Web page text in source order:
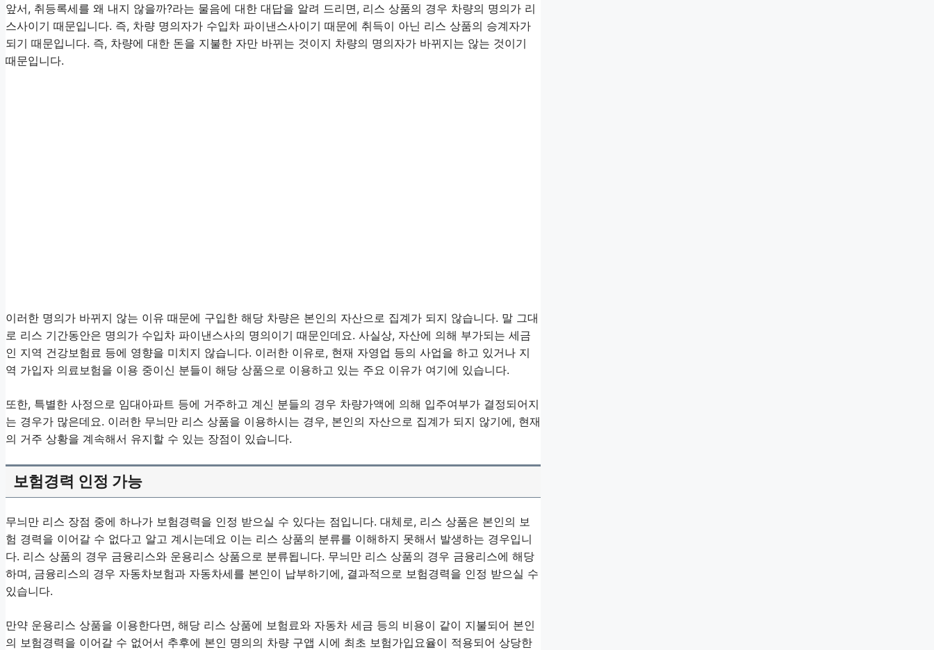
앞서, 취등록세를 왜 내지 않을까?라는 물음에 대한 대답을 알려 드리면, 리스 상품의 경우 차량의 명의가 리
스사이기 때문입니다. 즉, 차량 명의자가 수입차 파이낸스사이기 때문에 취득이 아닌 리스 상품의 승계자가
되기 때문입니다. 즉, 차량에 대한 돈을 지불한 자만 바뀌는 것이지 차량의 명의자가 바뀌지는 않는 것이기
때문입니다.
이러한 명의가 바뀌지 않는 이유 때문에 구입한 해당 차량은 본인의 자산으로 집계가 되지 않습니다. 말 그대
로 리스 기간동안은 명의가 수입차 파이낸스사의 명의이기 때문인데요. 사실상, 자산에 의해 부가되는 세금
인 지역 건강보험료 등에 영향을 미치지 않습니다. 이러한 이유로, 현재 자영업 등의 사업을 하고 있거나 지
역 가입자 의료보험을 이용 중이신 분들이 해당 상품으로 이용하고 있는 주요 이유가 여기에 있습니다.
또한, 특별한 사정으로 임대아파트 등에 거주하고 계신 분들의 경우 차량가액에 의해 입주여부가 결정되어지
는 경우가 많은데요. 이러한 무늬만 리스 상품을 이용하시는 경우, 본인의 자산으로 집계가 되지 않기에, 현재
의 거주 상황을 계속해서 유지할 수 있는 장점이 있습니다.
보험경력 인정 가능
무늬만 리스 장점 중에 하나가 보험경력을 인정 받으실 수 있다는 점입니다. 대체로, 리스 상품은 본인의 보
험 경력을 이어갈 수 없다고 알고 계시는데요 이는 리스 상품의 분류를 이해하지 못해서 발생하는 경우입니
다. 리스 상품의 경우 금융리스와 운용리스 상품으로 분류됩니다. 무늬만 리스 상품의 경우 금융리스에 해당
하며, 금융리스의 경우 자동차보험과 자동차세를 본인이 납부하기에, 결과적으로 보험경력을 인정 받으실 수
있습니다.
만약 운용리스 상품을 이용한다면, 해당 리스 상품에 보험료와 자동차 세금 등의 비용이 같이 지불되어 본인
의 보험경력을 이어갈 수 없어서 추후에 본인 명의의 차량 구앱 시에 최초 보험가입요율이 적용되어 상당한